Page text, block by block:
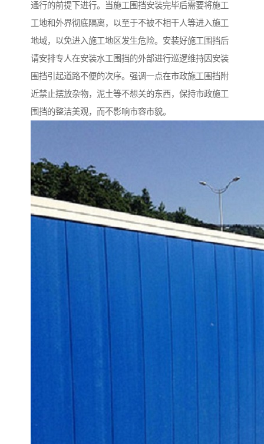
通行的前提下进行。当施工围挡安装完毕后需要将施工
工地和外界彻底隔离，以至于不被不相干人等进入施工
地域，以免进入施工地区发生危险。安装好施工围挡后
请安排专人在安装水工围挡的外部进行巡逻维持因安装
围挡引起道路不便的次序。强调一点在市政施工围挡附
近禁止摆放杂物，泥土等不想关的东西，保持市政施工
围挡的整洁美观，而不影响市容市貌。